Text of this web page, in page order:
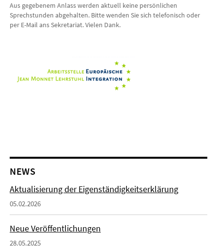
Aus gegebenem Anlass werden aktuell keine persönlichen
Sprechstunden abgehalten. Bitte wenden Sie sich telefonisch oder
per E-Mail ans Sekretariat. Vielen Dank.
NEWS
Aktualisierung der Eigenständigkeitserklärung
05.02.2026
Neue Veröffentlichungen
28.05.2025